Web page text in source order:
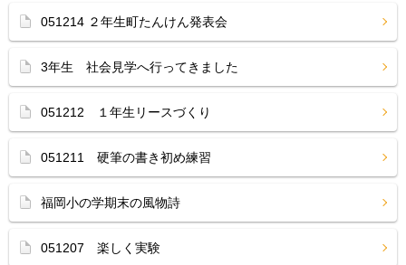
051214 ２年生町たんけん発表会
3年生 社会見学へ行ってきました
051212 １年生リースづくり
051211 硬筆の書き初め練習
福岡小の学期末の風物詩
051207 楽しく実験